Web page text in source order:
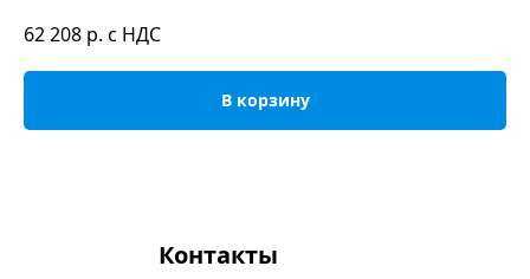
62 208 р. с НДС
В корзину
Контакты